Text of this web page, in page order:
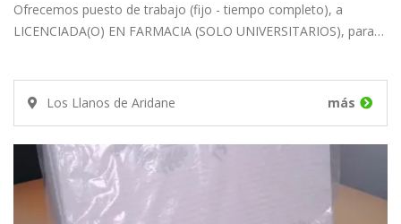
Ofrecemos puesto de trabajo (fijo - tiempo completo), a
LICENCIADA(O) EN FARMACIA (SOLO UNIVERSITARIOS), para…
Los Llanos de Aridane más